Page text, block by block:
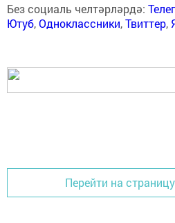
Без социаль челтәрләрдә:
Ютуб,Одноклассники,Твиттер,
Перейти на